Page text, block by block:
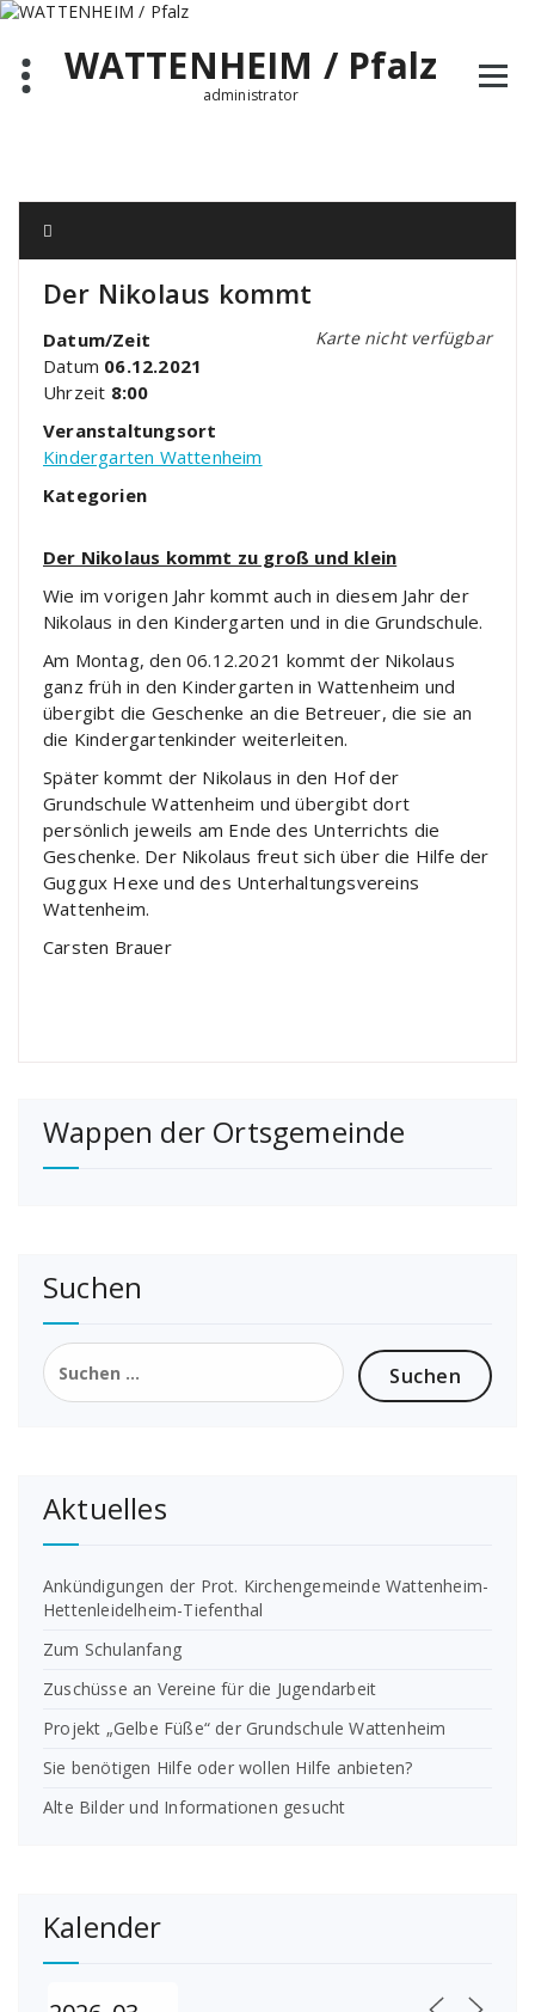
Zum
springenWATTENHEIM / Pfalz
administrator
Der Nikolaus kommt
Karte nicht verfügbar
Datum/Zeit
Datum 06.12.2021
Uhrzeit 8:00
Veranstaltungsort
Kindergarten Wattenheim
Kategorien
Der Nikolaus kommt zu groß und klein
Wie im vorigen Jahr kommt auch in diesem Jahr der
Nikolaus in den Kindergarten und in die Grundschule.
Am Montag, den 06.12.2021 kommt der Nikolaus
ganz früh in den Kindergarten in Wattenheim und
übergibt die Geschenke an die Betreuer, die sie an
die Kindergartenkinder weiterleiten.
Später kommt der Nikolaus in den Hof der
Grundschule Wattenheim und übergibt dort
persönlich jeweils am Ende des Unterrichts die
Geschenke. Der Nikolaus freut sich über die Hilfe der
Guggux Hexe und des Unterhaltungsvereins
Wattenheim.
Carsten Brauer
Wappen der Ortsgemeinde
Suchen
Suchen
nach:
Aktuelles
Ankündigungen der Prot. Kirchengemeinde Wattenheim-
Hettenleidelheim-Tiefenthal
Zum Schulanfang
Zuschüsse an Vereine für die Jugendarbeit
Projekt „Gelbe Füße“ der Grundschule Wattenheim
Sie benötigen Hilfe oder wollen Hilfe anbieten?
Alte Bilder und Informationen gesucht
Kalender